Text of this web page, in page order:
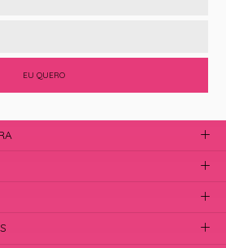
EU QUERO